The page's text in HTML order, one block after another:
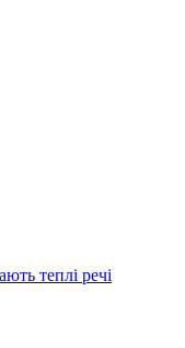
теплі речі